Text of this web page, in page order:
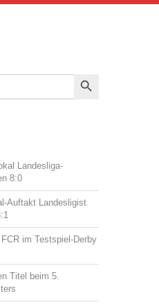
Search Button
Landesliga-
8:0
Auftakt Landesligist
im Testspiel-Derby
Titel beim 5.